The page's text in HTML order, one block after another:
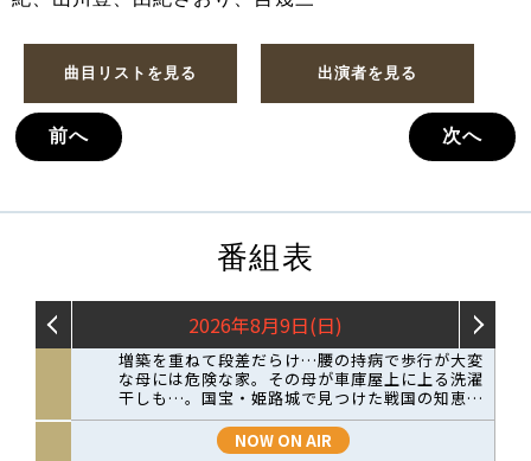
曲目リストを見る 出演者を見る
前へ 次へ
番組表